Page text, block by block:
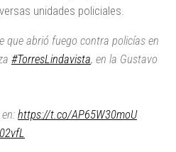
unidades policiales.
que abrió fuego contra policías en
#TorresLindavista, en la Gustavo
en:https://t.co/AP65W30moU